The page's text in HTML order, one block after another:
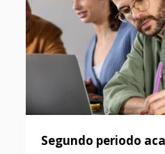
Segundo periodo